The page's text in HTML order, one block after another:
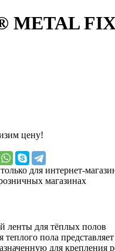
METAL
цену!
для интернет-
магазинах
ленты для тёплых полов
пола
для крепления